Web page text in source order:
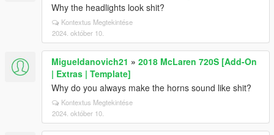
Why the headlights look shit?
Kontextus Megtekintése
2024. október 10.
Migueldanovich21 » 2018 McLaren 720S [Add-On
| Extras | Template]
Why do you always make the horns sound like shit?
Kontextus Megtekintése
2024. október 10.